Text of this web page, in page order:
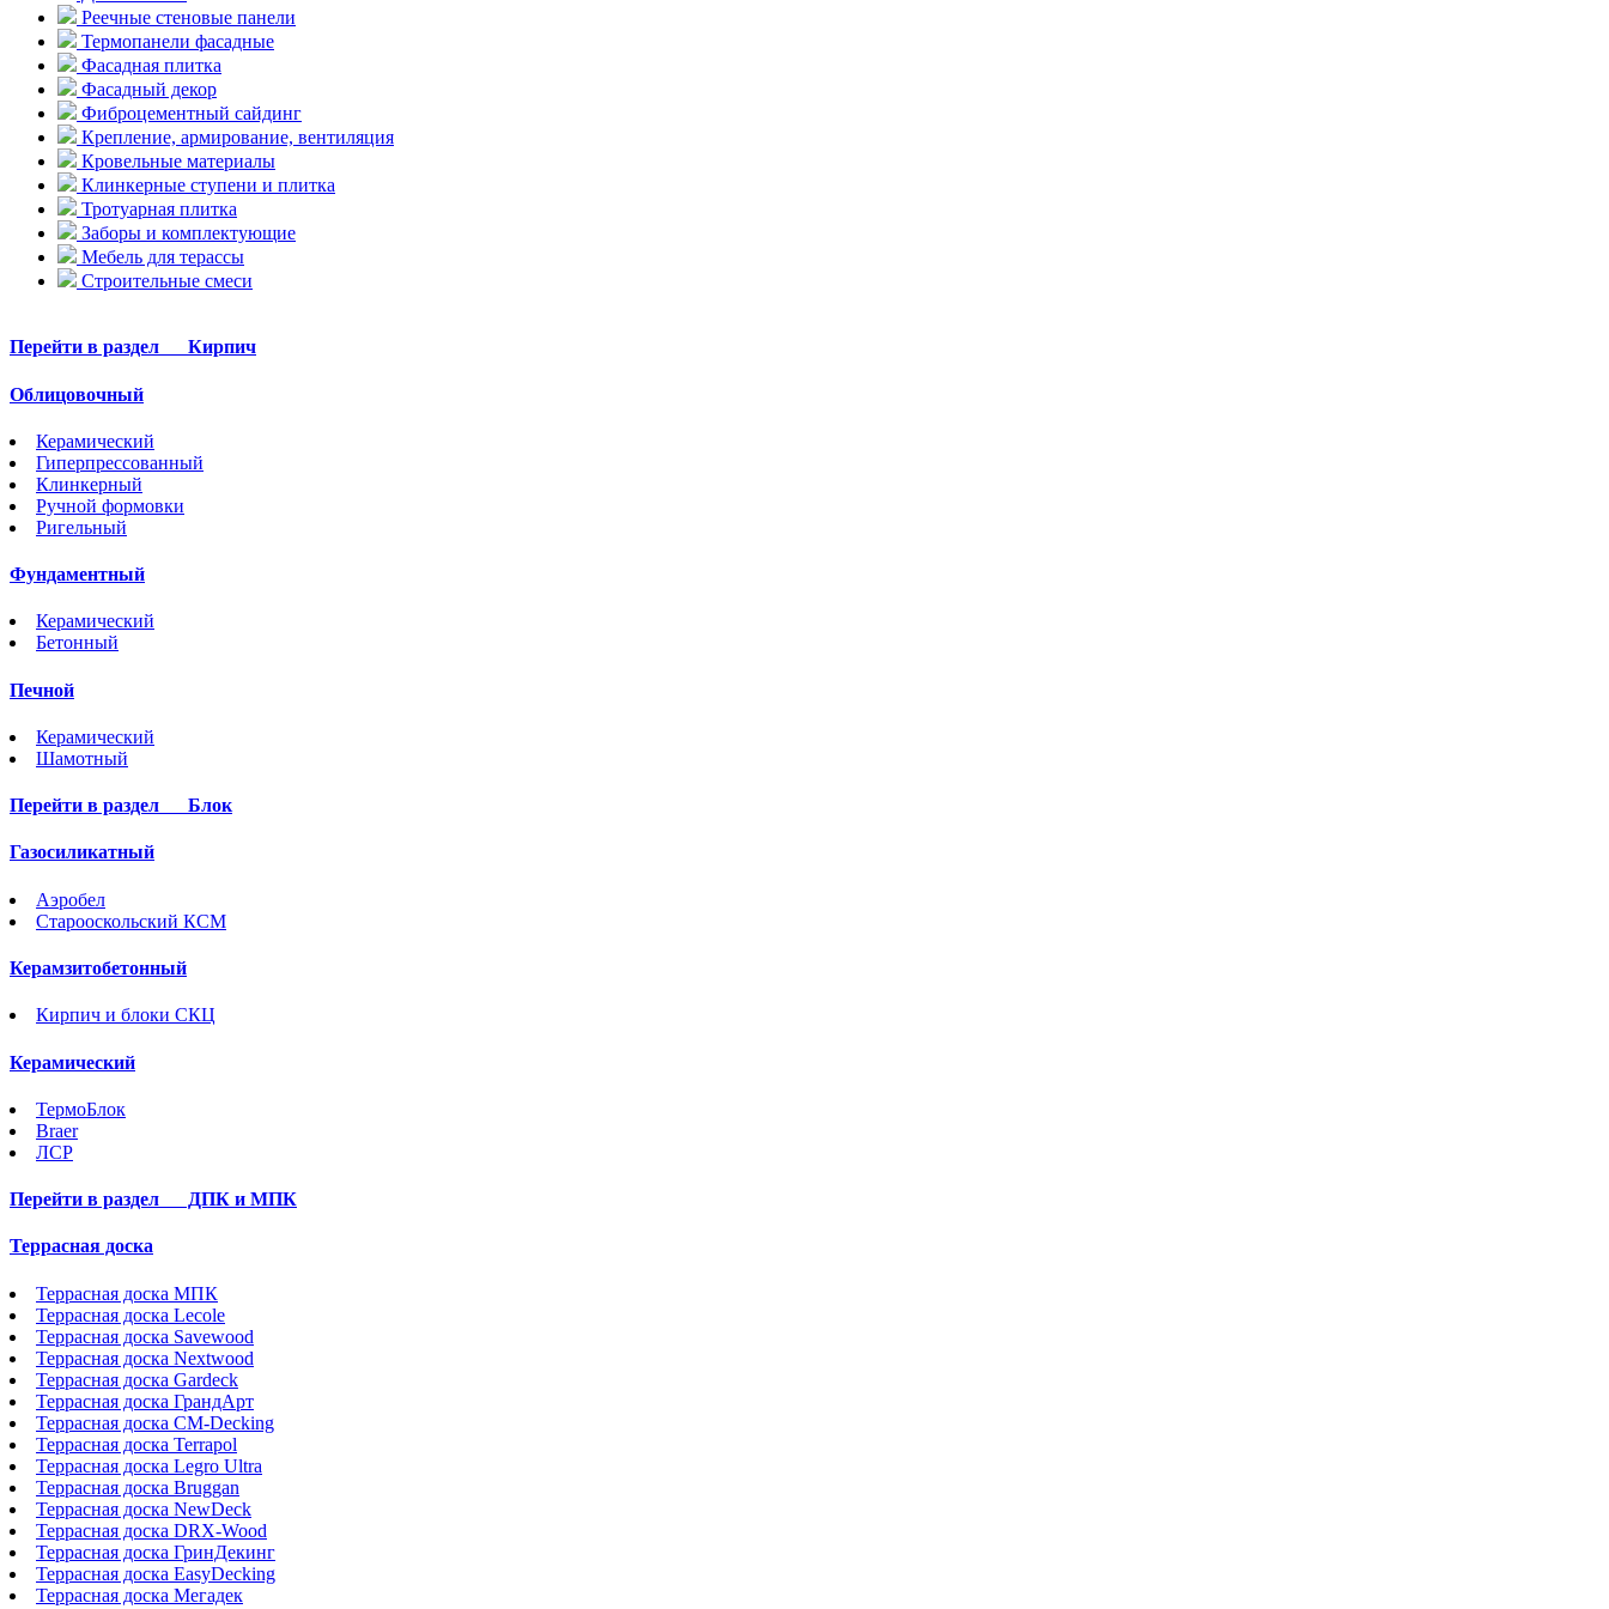
Реечные стеновые панели
Термопанели фасадные
Фасадная плитка
Фасадный декор
Фиброцементный сайдинг
Крепление, армирование, вентиляция
Кровельные материалы
Клинкерные ступени и плитка
Тротуарная плитка
Заборы и комплектующие
Мебель для терассы
Строительные смеси
Перейти в раздел Кирпич
Облицовочный
Керамический
Гиперпрессованный
Клинкерный
Ручной формовки
Ригельный
Фундаментный
Керамический
Бетонный
Печной
Керамический
Шамотный
Перейти в раздел Блок
Газосиликатный
Аэробел
Старооскольский КСМ
Керамзитобетонный
Кирпич и блоки СКЦ
Керамический
ТермоБлок
Braer
ЛСР
Перейти в раздел ДПК и МПК
Террасная доска
Террасная доска МПК
Террасная доска Lecole
Террасная доска Savewood
Террасная доска Nextwood
Террасная доска Gardeck
Террасная доска ГрандАрт
Террасная доска CM-Decking
Террасная доска Terrapol
Террасная доска Legro Ultra
Террасная доска Bruggan
Террасная доска NewDeck
Террасная доска DRX-Wood
Террасная доска ГринДекинг
Террасная доска EasyDecking
Террасная доска Мегадек